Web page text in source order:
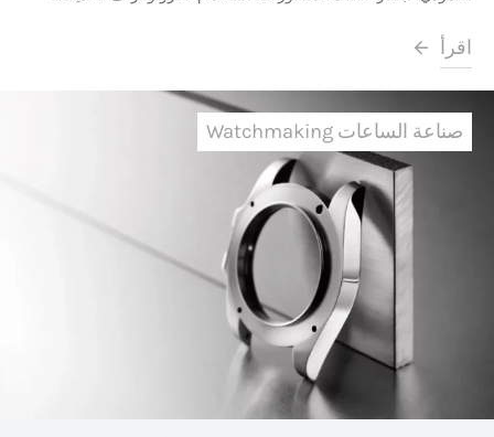
اقرأ
صناعة الساعات Watchmaking